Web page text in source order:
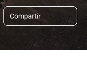
Compartir